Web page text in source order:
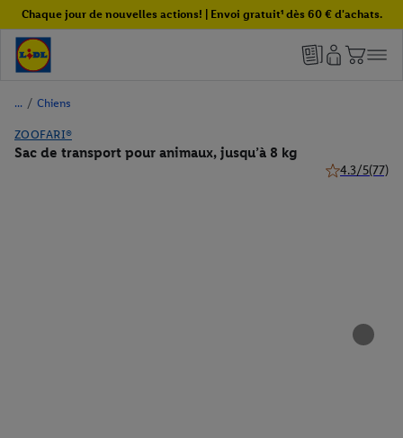
Chaque jour de nouvelles actions! | Envoi gratuit¹ dès 60 € d'achats.
/ Chiens
ZOOFARI®
Sac de transport pour animaux, jusqu’à 8 kg
4.3/5(77)